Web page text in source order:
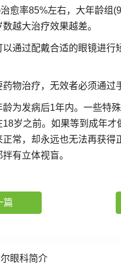
眼科简介
愈率85%左右，大年龄组
越大治疗效果越差。
以通过配戴合适的眼镜进行
物治疗，无效者必须通过
龄为发病后1年内。一些特
18岁之前。如果等到成年才
正常，却永远也无法再获得
有立体视盲。
篇